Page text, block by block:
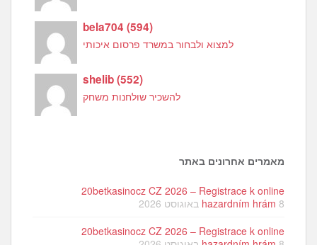
bela704(594)
למצוא ולבחור במשרד פרסום איכותי
shelib(552)
להשכיר שולחנות משחק
מאמרים אחרונים באתר
20betkasinocz CZ 2026 – Registrace k online
hazardním hrám 8 באוגוסט 2026
20betkasinocz CZ 2026 – Registrace k online